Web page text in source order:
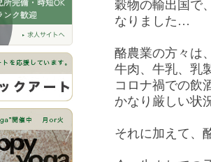
穀物の輸出国で
なりました…
酪農業の方々は
牛肉、牛乳、乳
コロナ禍での飲
かなり厳しい状
それに加えて、